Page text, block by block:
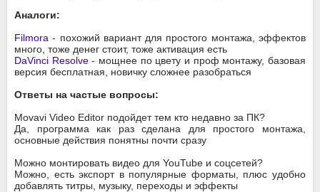
Аналоги:
Filmora- похожий вариант для простого монтажа, эффектов
много, тоже денег стоит, тоже активация есть
DaVinci Resolve- мощнее по цвету и проф монтажу, базовая
версия бесплатная, новичку сложнее разобраться
Ответы на частые вопросы:
Movavi Video Editor подойдет тем кто недавно за ПК?
Да, программа как раз сделана для простого монтажа,
основные действия понятны почти сразу
Можно монтировать видео для YouTube и соцсетей?
Можно, есть экспорт в популярные форматы, плюс удобно
добавлять титры, музыку, переходы и эффекты